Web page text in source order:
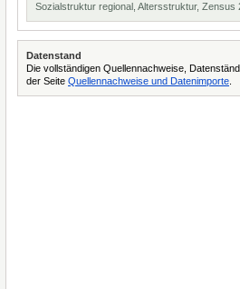
Sozialstruktur regional, Altersstruktur, Zensus
Datenstand
Die vollständigen Quellennachweise,
der Seite Quellennachweise und Datenimporte